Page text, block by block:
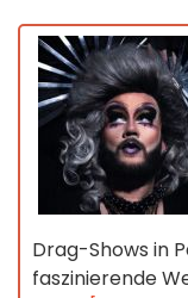
Drag-Shows in
faszinierende